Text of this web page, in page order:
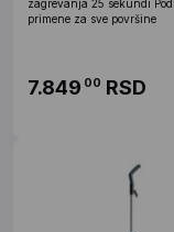
zagrevanja 25 sekundi
primene za sve površine
7.849 00 RSD